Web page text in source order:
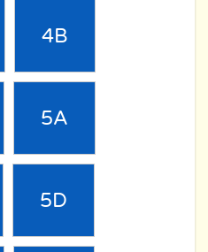
4B
5A
5D